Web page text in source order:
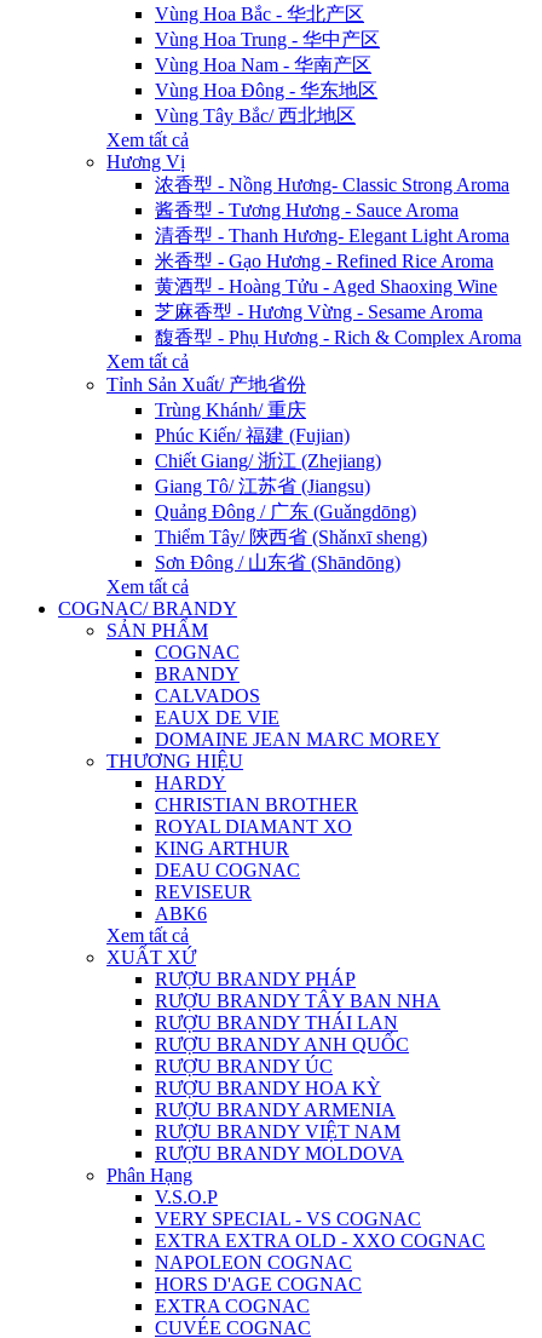
Vùng Hoa Bắc - 华北产区
Vùng Hoa Trung - 华中产区
Vùng Hoa Nam - 华南产区
Vùng Hoa Đông - 华东地区
Vùng Tây Bắc/ 西北地区
Xem tất cả
Hương Vị
浓香型 - Nồng Hương- Classic Strong Aroma
酱香型 - Tương Hương - Sauce Aroma
清香型 - Thanh Hương- Elegant Light Aroma
米香型 - Gạo Hương - Refined Rice Aroma
黄酒型 - Hoàng Tửu - Aged Shaoxing Wine
芝麻香型 - Hương Vừng - Sesame Aroma
馥香型 - Phụ Hương - Rich & Complex Aroma
Xem tất cả
Tỉnh Sản Xuất/ 产地省份
Trùng Khánh/ 重庆
Phúc Kiến/ 福建 (Fujian)
Chiết Giang/ 浙江 (Zhejiang)
Giang Tô/ 江苏省 (Jiangsu)
Quảng Đông / 广东 (Guǎngdōng)
Thiểm Tây/ 陝西省 (Shǎnxī sheng)
Sơn Đông / 山东省 (Shāndōng)
Xem tất cả
COGNAC/ BRANDY
SẢN PHẨM
COGNAC
BRANDY
CALVADOS
EAUX DE VIE
DOMAINE JEAN MARC MOREY
THƯƠNG HIỆU
HARDY
CHRISTIAN BROTHER
ROYAL DIAMANT XO
KING ARTHUR
DEAU COGNAC
REVISEUR
ABK6
Xem tất cả
XUẤT XỨ
RƯỢU BRANDY PHÁP
RƯỢU BRANDY TÂY BAN NHA
RƯỢU BRANDY THÁI LAN
RƯỢU BRANDY ANH QUỐC
RƯỢU BRANDY ÚC
RƯỢU BRANDY HOA KỲ
RƯỢU BRANDY ARMENIA
RƯỢU BRANDY VIỆT NAM
RƯỢU BRANDY MOLDOVA
Phân Hạng
V.S.O.P
VERY SPECIAL - VS COGNAC
EXTRA EXTRA OLD - XXO COGNAC
NAPOLEON COGNAC
HORS D'AGE COGNAC
EXTRA COGNAC
CUVÉE COGNAC